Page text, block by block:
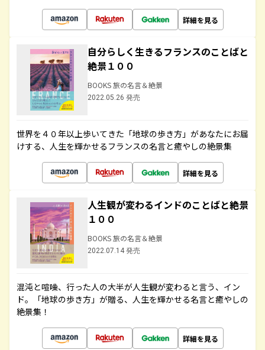
詳細を見る
自分らしく生きるフランスのことばと
絶景１００
BOOKS 旅の名言＆絶景
2022.05.26 発売
世界を４０年以上歩いてきた「地球の歩き方」があなたにお届
けする、人生を輝かせるフランスの名言と癒やしの絶景集
詳細を見る
人生観が変わるインドのことばと絶景
１００
BOOKS 旅の名言＆絶景
2022.07.14 発売
混沌と喧噪、行った人の大半が人生観が変わると言う、イン
ド。「地球の歩き方」が贈る、人生を輝かせる名言と癒やしの
絶景集！
詳細を見る